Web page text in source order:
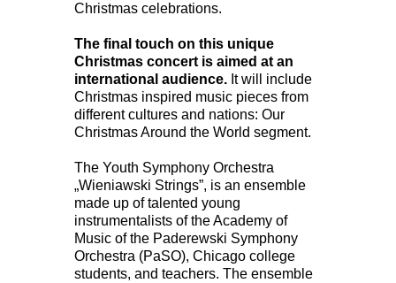
Christmas celebrations.
The final touch on this unique
Christmas concert is aimed at an
international audience. It will include
Christmas inspired music pieces from
different cultures and nations: Our
Christmas Around the World segment.
The Youth Symphony Orchestra
„Wieniawski Strings”, is an ensemble
made up of talented young
instrumentalists of the Academy of
Music of the Paderewski Symphony
Orchestra (PaSO), Chicago college
students, and teachers. The ensemble